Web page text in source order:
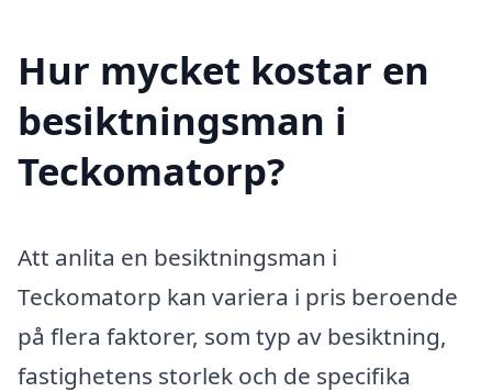
Hur mycket kostar en
besiktningsman i
Teckomatorp?
Att anlita en besiktningsman i
Teckomatorp kan variera i pris beroende
på flera faktorer, som typ av besiktning,
fastighetens storlek och de specifika